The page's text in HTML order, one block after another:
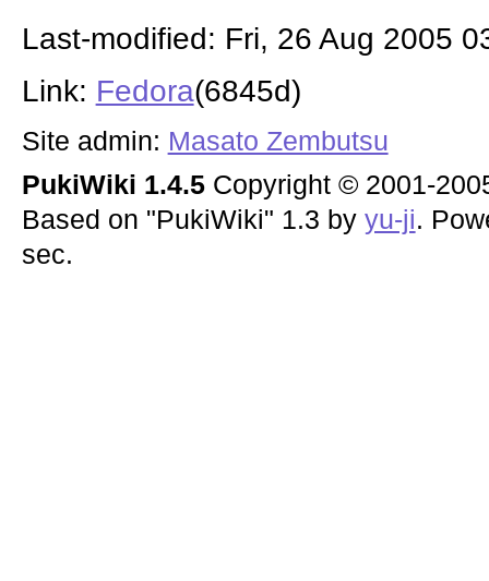
Last-modified: Fri, 26 Aug 2005
Link: Fedora(6845d)
Site admin: Masato Zembutsu
PukiWiki 1.4.5Copyright © 2001-
Based on "PukiWiki" 1.3 by yu-ji.
sec.